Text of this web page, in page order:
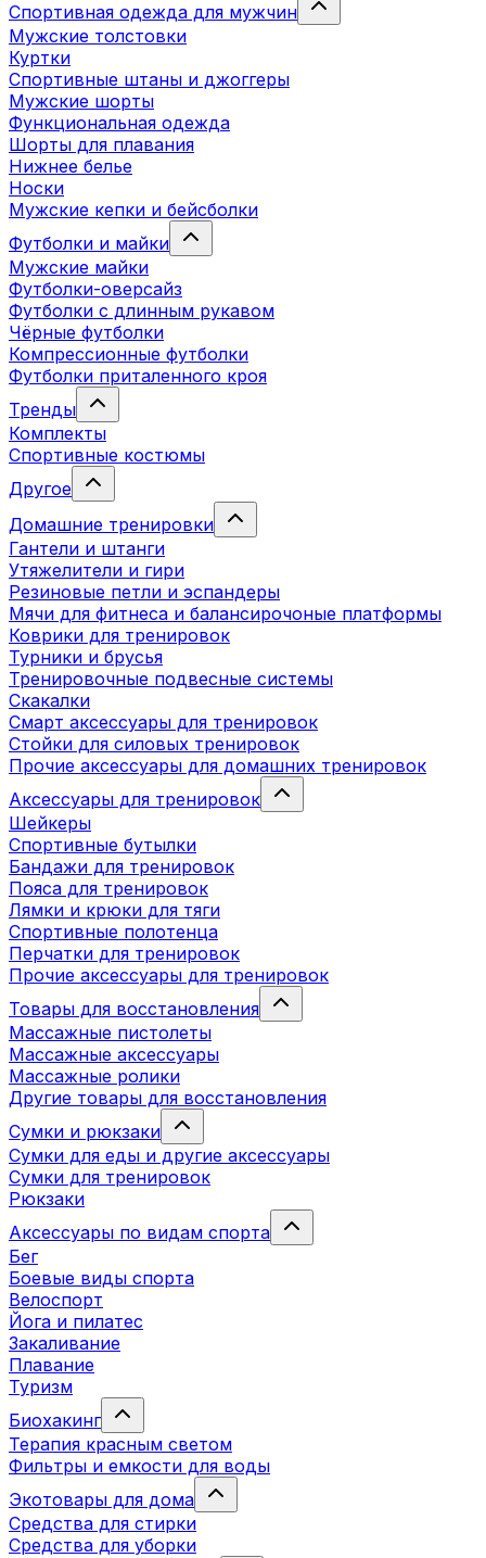
Спортивная одежда для мужчин
Мужские толстовки
Куртки
Спортивные штаны и джоггеры
Мужские шорты
Функциональная одежда
Шорты для плавания
Нижнее белье
Носки
Мужские кепки и бейсболки
Футболки и майки
Мужские майки
Футболки-оверсайз
Футболки с длинным рукавом
Чёрные футболки
Компрессионные футболки
Футболки приталенного кроя
Тренды
Комплекты
Спортивные костюмы
Другое
Домашние тренировки
Гантели и штанги
Утяжелители и гири
Резиновые петли и эспандеры
Мячи для фитнеса и балансирочоные платформы
Коврики для тренировок
Турники и брусья
Тренировочные подвесные системы
Скакалки
Смарт аксессуары для тренировок
Стойки для силовых тренировок
Прочие аксессуары для домашних тренировок
Аксессуары для тренировок
Шейкеры
Спортивные бутылки
Бандажи для тренировок
Пояса для тренировок
Лямки и крюки для тяги
Спортивные полотенца
Перчатки для тренировок
Прочие аксессуары для тренировок
Товары для восстановления
Массажные пистолеты
Массажные аксессуары
Массажные ролики
Другие товары для восстановления
Сумки и рюкзаки
Сумки для еды и другие аксессуары
Сумки для тренировок
Рюкзаки
Аксессуары по видам спорта
Бег
Боевые виды спорта
Велоспорт
Йога и пилатес
Закаливание
Плавание
Туризм
Биохакинг
Терапия красным светом
Фильтры и емкости для воды
Экотовары для дома
Средства для стирки
Средства для уборки